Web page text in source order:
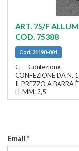
ART. 75/F
COD. 75388
Cod. 21190-001
CF - Confezione
CONFEZIONE DA N.
IL PREZZO A BARRA
H. MM. 3,5
Email